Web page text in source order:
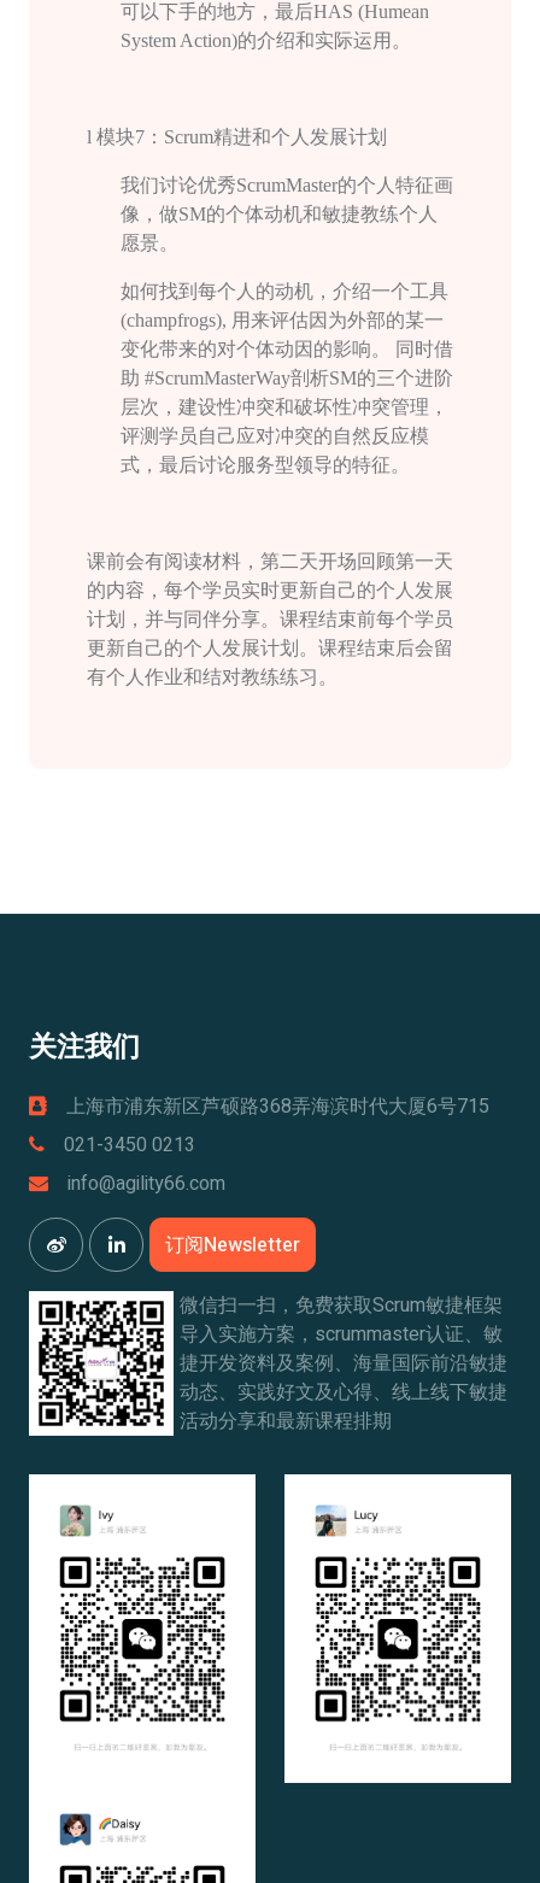
可以下手的地方，最后HAS (Humean
System Action)的介绍和实际运用。
l 模块7 ： Scrum精进和个人发展计划
我们讨论优秀ScrumMaster的个人特征画
像，做SM的个体动机和敏捷教练个⼈
愿景。
如何找到每个人的动机，介绍一个工具
(champfrogs), 用来评估因为外部的某一
变化带来的对个体动因的影响。 同时借
助 #ScrumMasterWay剖析SM的三个进阶
层次，建设性冲突和破坏性冲突管理，
评测学员自己应对冲突的自然反应模
式，最后讨论服务型领导的特征。
课前会有阅读材料，第二天开场回顾第一天
的内容，每个学员实时更新自己的个人发展
计划，并与同伴分享。课程结束前每个学员
更新自己的个人发展计划。课程结束后会留
有个人作业和结对教练练习。
关注我们
上海市浦东新区芦硕路368弄海滨时代大厦6号715
021-3450 0213
info@agility66.com
订阅Newsletter
微信扫一扫，免费获取Scrum敏捷框架
导入实施方案，scrummaster认证、敏
捷开发资料及案例、海量国际前沿敏捷
动态、实践好文及心得、线上线下敏捷
活动分享和最新课程排期